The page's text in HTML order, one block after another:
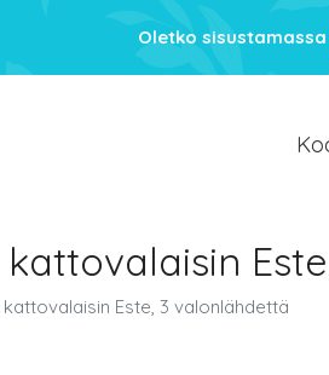
Oletko
kattovalaisin
kattovalaisin Este, 3 valonlähdettä